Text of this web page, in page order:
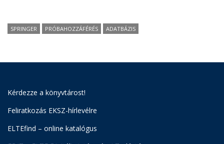
SPRINGER PRÓBAHOZZÁFÉRÉS ADATBÁZIS
Kérdezze a könyvtárost!
Feliratkozás EKSZ-hírlevélre
ELTEfind – online katalógus